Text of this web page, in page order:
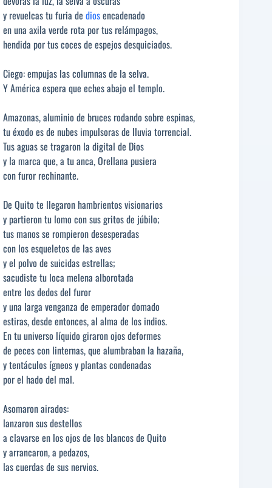
y revuelcas tu furia de diosencadenado
en una axila verde rota por tus relámpagos,
hendida por tus coces de espejos desquiciados.
Ciego: empujas las columnas de la selva.
Y América espera que eches abajo el templo.
Amazonas, aluminio de bruces rodando sobre espinas,
tu éxodo es de nubes impulsoras de lluvia torrencial.
Tus aguas se tragaron la digital de Dios
y la marca que, a tu anca, Orellana pusiera
con furor rechinante.
De Quito te llegaron hambrientos visionarios
y partieron tu lomo con sus gritos de júbilo;
tus manos se rompieron desesperadas
con los esqueletos de las aves
y el polvo de suicidas estrellas;
sacudiste tu loca melena alborotada
entre los dedos del furor
y una larga venganza de emperador domado
estiras, desde entonces, al alma de los indios.
En tu universo líquido giraron ojos deformes
de peces con linternas, que alumbraban la hazaña,
y tentáculos ígneos y plantas condenadas
por el hado del mal.
Asomaron airados:
lanzaron sus destellos
a clavarse en los ojos de los blancos de Quito
y arrancaron, a pedazos,
las cuerdas de sus nervios.